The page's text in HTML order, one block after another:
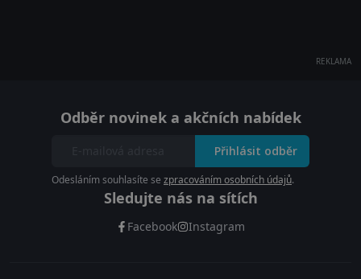
REKLAMA
Odběr novinek a akčních nabídek
Přihlásit odběr
Odesláním souhlasíte se zpracováním osobních údajů.
Sledujte nás na sítích
Facebook Instagram